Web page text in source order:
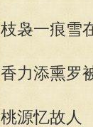
枝袅一痕雪
香力添熏罗
桃源忆故人